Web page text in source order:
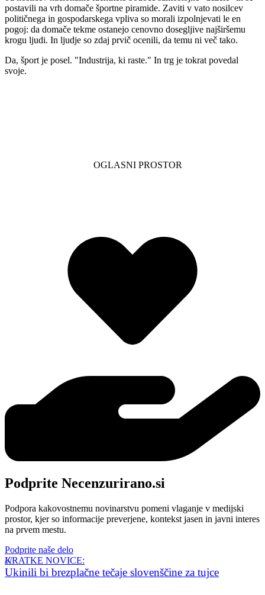
postavili na vrh domače športne piramide. Zaviti v vato nosilcev
političnega in gospodarskega vpliva so morali izpolnjevati le en
pogoj: da domače tekme ostanejo cenovno dosegljive najširšemu
krogu ljudi. In ljudje so zdaj prvič ocenili, da temu ni več tako.
Da, šport je posel. "Industrija, ki raste." In trg je tokrat povedal
svoje.
Podprite Necenzurirano.si
Podpora kakovostnemu novinarstvu pomeni vlaganje v medijski
prostor, kjer so informacije preverjene, kontekst jasen in javni interes
na prvem mestu.
Podprite naše delo
KRATKE NOVICE:
Ukinili bi brezplačne tečaje slovenščine za tujce